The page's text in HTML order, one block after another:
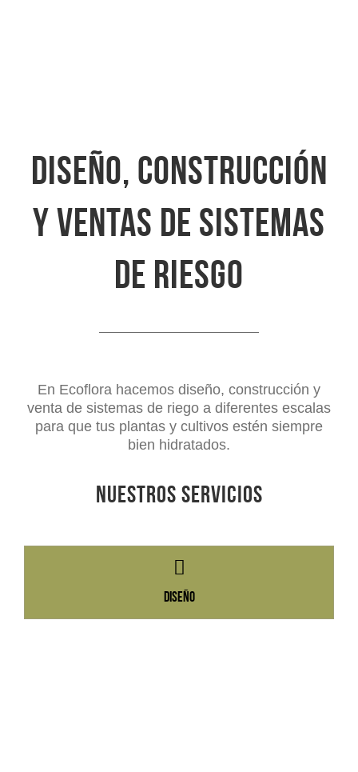
Diseño, construcción
y ventas de sistemas
de riesgo
En Ecoflora hacemos diseño, construcción y
venta de sistemas de riego a diferentes escalas
para que tus plantas y cultivos estén siempre
bien hidratados.
Nuestros servicios
Diseño